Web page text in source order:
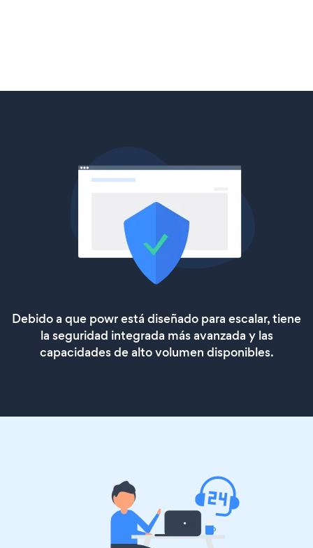
Debido a que powr está diseñado para escalar, tiene
la seguridad integrada más avanzada y las
capacidades de alto volumen disponibles.